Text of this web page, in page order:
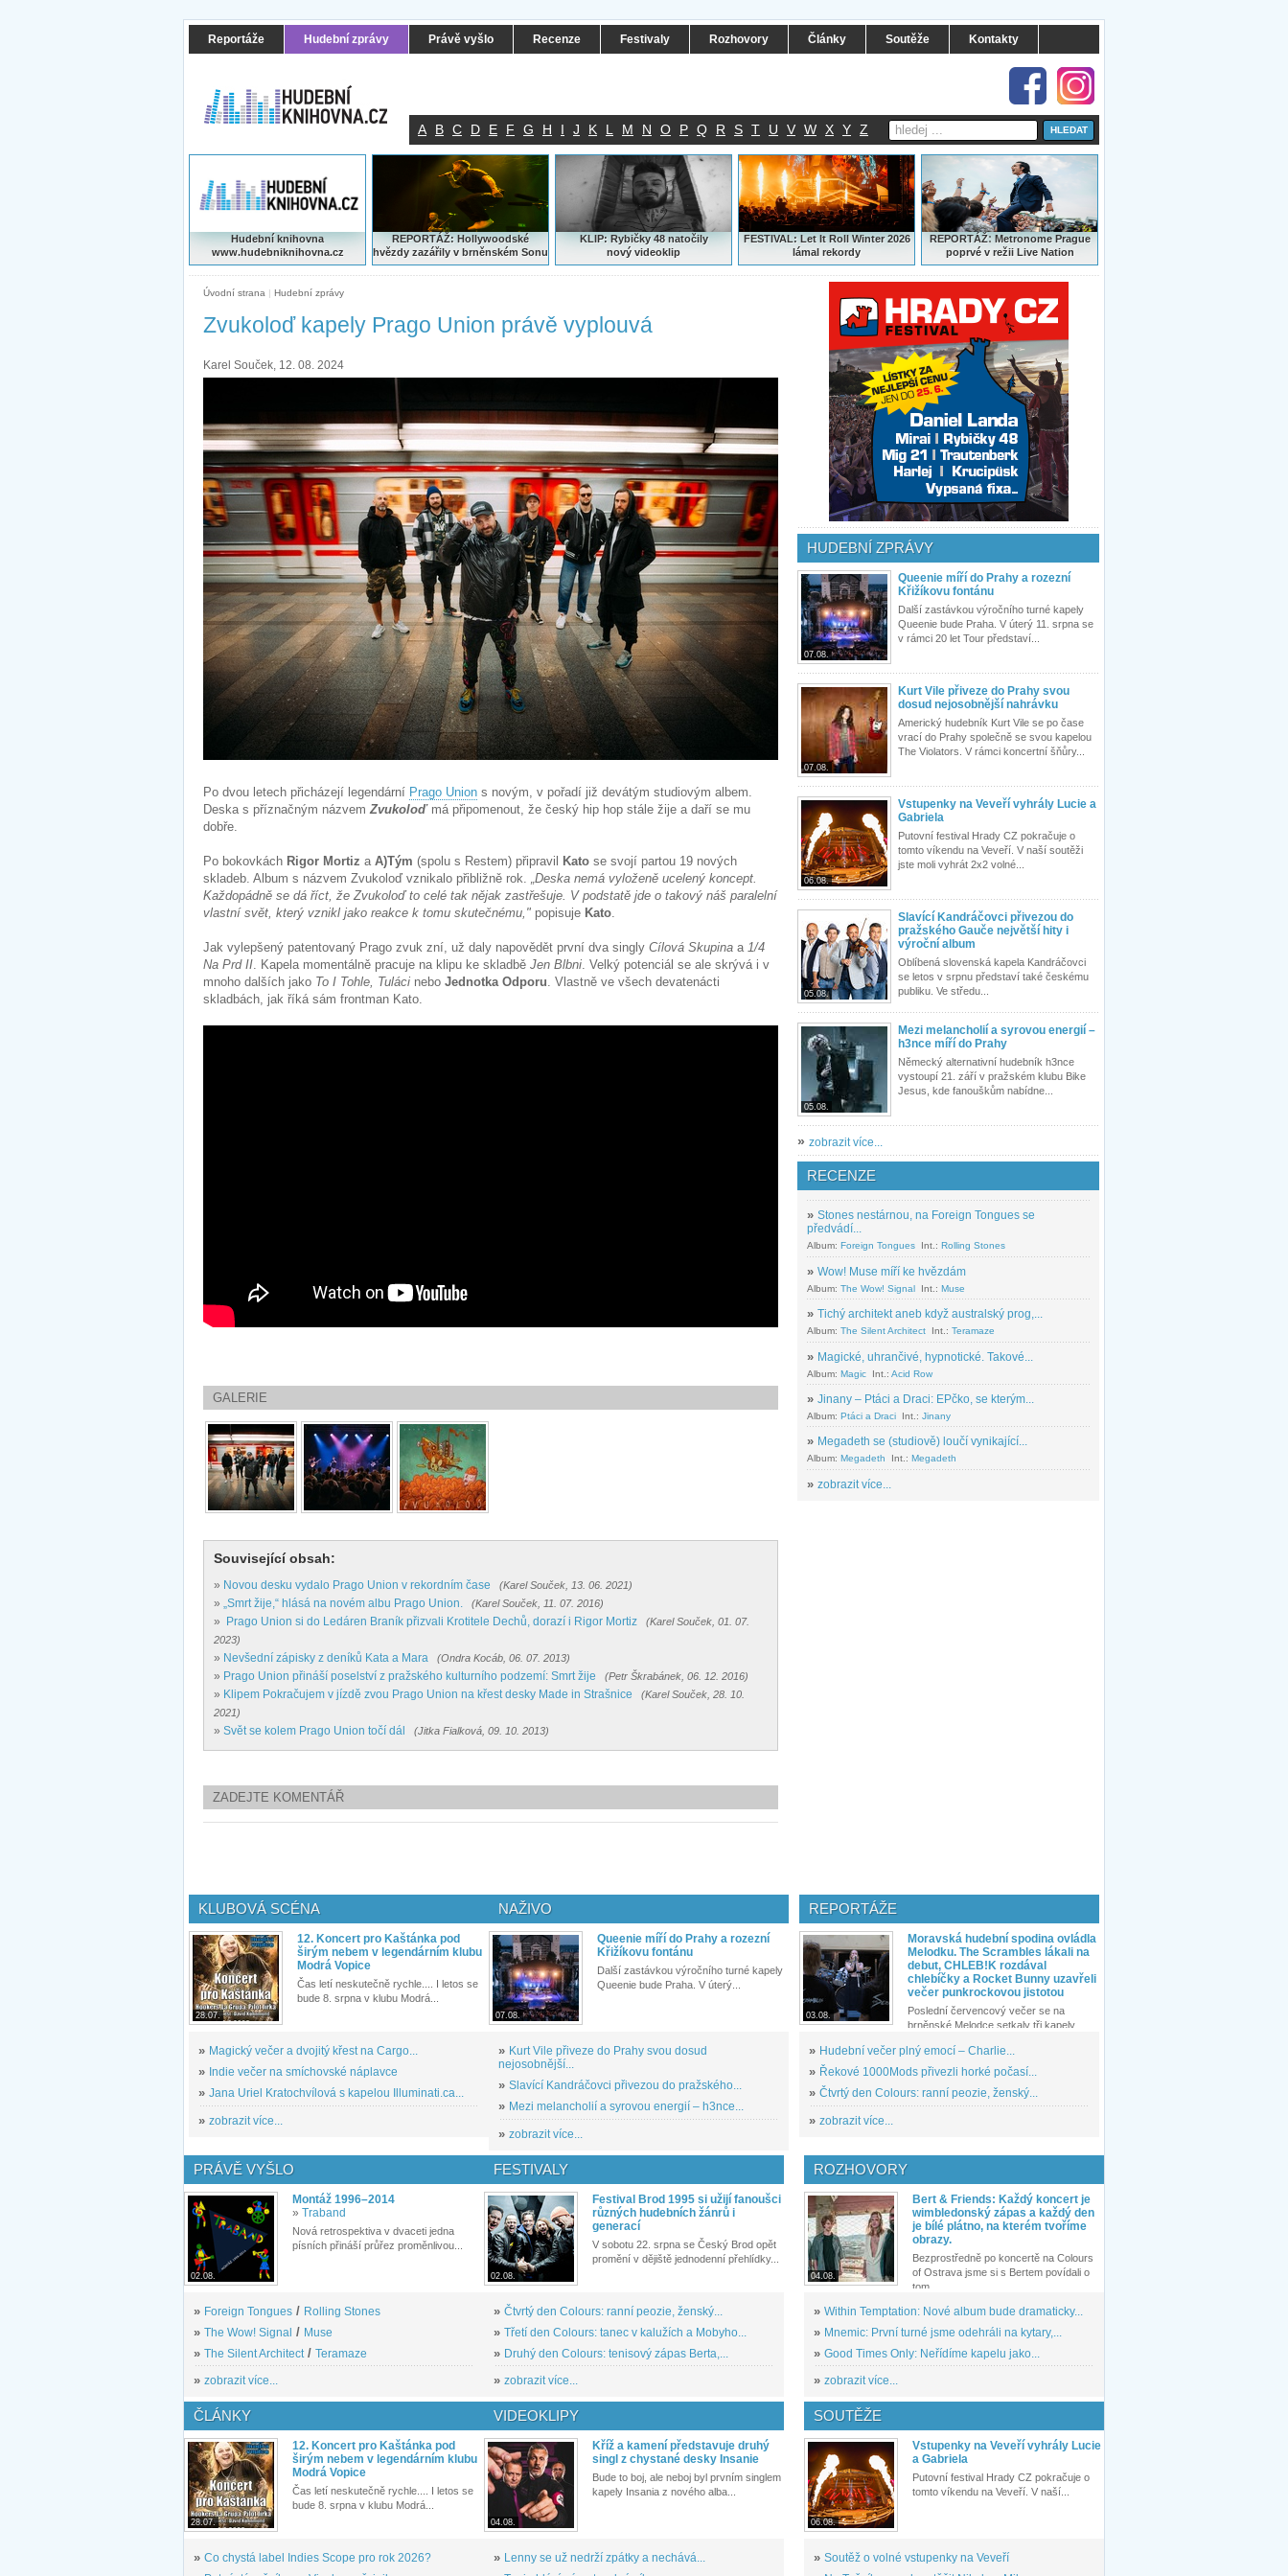
Reportáže Hudební zprávy Právě vyšlo Recenze Festivaly Rozhovory Články Soutěže Kontakty
A B C D E F G H I J K L M N O P Q R S T U V W X Y Z
Hudební knihovna
www.hudebniknihovna.cz
REPORTÁŽ: Hollywoodské
hvězdy zazářily v brněnském Sonu
KLIP: Rybičky 48 natočily
nový videoklip
FESTIVAL: Let It Roll Winter 2026
lámal rekordy
REPORTÁŽ:Metronome Prague
poprvé v režii Live Nation
Úvodní strana | Hudební zprávy
Zvukoloď kapely Prago Union právě vyplouvá
Karel Souček, 12. 08. 2024
Po dvou letech přicházejí legendární Prago Union s novým, v pořadí již devátým studiovým albem.
Deska s příznačným názvemZvukoloďmá připomenout, že český hip hop stále žije a daří se mu
dobře.
Po bokovkách Rigor Mortiz a A)Tým (spolu s Restem) připravil Kato se svojí partou 19 nových
skladeb. Album s názvem Zvukoloď vznikalo přibližně rok. „Deska nemá vyloženě ucelený koncept.
Každopádně se dá říct, že Zvukoloď to celé tak nějak zastřešuje. V podstatě jde o takový náš paralelní
vlastní svět, který vznikl jako reakce k tomu skutečnému," popisuje Kato.
Jak vylepšený patentovaný Prago zvuk zní, už daly napovědět první dva singly Cílová Skupina a 1/4
Na Prd II. Kapela momentálně pracuje na klipu ke skladbě Jen Blbni. Velký potenciál se ale skrývá i v
mnoho dalších jako To I Tohle, Tuláci nebo Jednotka Odporu. Vlastně ve všech devatenácti
skladbách, jak říká sám frontman Kato.
GALERIE
Související obsah:
» Novou desku vydalo Prago Union v rekordním čase (Karel Souček, 13. 06. 2021)
» „Smrt žije,“ hlásá na novém albu Prago Union. (Karel Souček, 11. 07. 2016)
» Prago Union si do Ledáren Braník přizvali Krotitele Dechů, dorazí i Rigor Mortiz
(Karel Souček, 01. 07.
2023)
» Nevšední zápisky z deníků Kata a Mara (Ondra Kocáb, 06. 07. 2013)
» Prago Union přináší poselství z pražského kulturního podzemí: Smrt žije (Petr Škrabánek, 06. 12. 2016)
» Klipem Pokračujem v jízdě zvou Prago Union na křest desky Made in Strašnice
(Karel Souček, 28. 10.
2021)
» Svět se kolem Prago Union točí dál (Jitka Fialková, 09. 10. 2013)
ZADEJTE KOMENTÁŘ
HUDEBNÍ ZPRÁVY
07.08.
Queenie míří do Prahy a rozezní
Křižíkovu fontánu
Další zastávkou výročního turné kapely
Queenie bude Praha. V úterý 11. srpna se
v rámci 20 let Tour představí...
07.08.
Kurt Vile přiveze do Prahy svou
dosud nejosobnější nahrávku
Americký hudebník Kurt Vile se po čase
vrací do Prahy společně se svou kapelou
The Violators. V rámci koncertní šňůry...
06.08.
Vstupenky na Veveří vyhrály Lucie a
Gabriela
Putovní festival Hrady CZ pokračuje o
tomto víkendu na Veveří. V naší soutěži
jste moli vyhrát 2x2 volné...
05.08.
Slavící Kandráčovci přivezou do
pražského Gauče největší hity i
výroční album
Oblíbená slovenská kapela Kandráčovci
se letos v srpnu představí také českému
publiku. Ve středu...
05.08.
Mezi melancholií a syrovou energií –
h3nce míří do Prahy
Německý alternativní hudebník h3nce
vystoupí 21. září v pražském klubu Bike
Jesus, kde fanouškům nabídne...
» zobrazit více...
RECENZE
» Stones nestárnou, na Foreign Tongues se
předvádí...
Album: Foreign Tongues Int.: Rolling Stones
» Wow! Muse míří ke hvězdám
Album: The Wow! Signal Int.: Muse
» Tichý architekt aneb když australský prog,...
Album: The Silent Architect Int.: Teramaze
» Magické, uhrančivé, hypnotické. Takové...
Album: Magic Int.: Acid Row
» Jinany – Ptáci a Draci: EPčko, se kterým...
Album: Ptáci a Draci Int.: Jinany
» Megadeth se (studiově) loučí vynikající...
Album: Megadeth Int.: Megadeth
» zobrazit více...
KLUBOVÁ SCÉNA
28.07.
12. Koncert pro Kaštánka pod
širým nebem v legendárním klubu
Modrá Vopice
Čas letí neskutečně rychle.... I letos se
bude 8. srpna v klubu Modrá...
» Magický večer a dvojitý křest na Cargo...
» Indie večer na smíchovské náplavce
» Jana Uriel Kratochvílová s kapelou Illuminati.ca...
» zobrazit více...
NAŽIVO
07.08.
Queenie míří do Prahy a rozezní
Křižíkovu fontánu
Další zastávkou výročního turné kapely
Queenie bude Praha. V úterý...
» Kurt Vile přiveze do Prahy svou dosud
nejosobnější...
» Slavící Kandráčovci přivezou do pražského...
» Mezi melancholií a syrovou energií – h3nce...
» zobrazit více...
REPORTÁŽE
03.08.
Moravská hudební spodina ovládla
Melodku. The Scrambles lákali na
debut, CHLEB!K rozdával
chlebíčky a Rocket Bunny uzavřeli
večer punkrockovou jistotou
Poslední červencový večer se na
brněnské Melodce setkaly tři kapely...
» Hudební večer plný emocí – Charlie...
» Řekové 1000Mods přivezli horké počasí...
» Čtvrtý den Colours: ranní peozie, ženský...
» zobrazit více...
PRÁVĚ VYŠLO
02.08.
Montáž 1996–2014
» Traband
Nová retrospektiva v dvaceti jedna
písních přináší průřez proměnlivou...
» Foreign Tongues / Rolling Stones
» The Wow! Signal / Muse
» The Silent Architect / Teramaze
» zobrazit více...
FESTIVALY
02.08.
Festival Brod 1995 si užijí fanoušci
různých hudebních žánrů i
generací
V sobotu 22. srpna se Český Brod opět
promění v dějiště jednodenní přehlídky...
» Čtvrtý den Colours: ranní peozie, ženský...
» Třetí den Colours: tanec v kalužích a Mobyho...
» Druhý den Colours: tenisový zápas Berta,...
» zobrazit více...
ROZHOVORY
04.08.
Bert & Friends: Každý koncert je
wimbledonský zápas a každý den
je bílé plátno, na kterém tvoříme
obrazy.
Bezprostředně po koncertě na Colours
of Ostrava jsme si s Bertem povídali o
tom,...
» Within Temptation: Nové album bude dramaticky...
» Mnemic: První turné jsme odehráli na kytary,...
» Good Times Only: Neřídíme kapelu jako...
» zobrazit více...
ČLÁNKY
28.07.
12. Koncert pro Kaštánka pod
širým nebem v legendárním klubu
Modrá Vopice
Čas letí neskutečně rychle.... I letos se
bude 8. srpna v klubu Modrá...
» Co chystá label Indies Scope pro rok 2026?
VIDEOKLIPY
04.08.
Kříž a kamení představuje druhý
singl z chystané desky Insanie
Bude to boj, ale neboj byl prvním singlem
kapely Insania z nového alba...
» Lenny se už nedrží zpátky a nechává...
SOUTĚŽE
06.08.
Vstupenky na Veveří vyhrály Lucie
a Gabriela
Putovní festival Hrady CZ pokračuje o
tomto víkendu na Veveří. V naší...
» Soutěž o volné vstupenky na Veveří